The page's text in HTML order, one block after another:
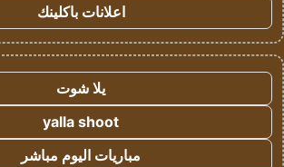
اعلانات باكلينك
يلا شوت
yalla shoot
مباريات اليوم مباشر